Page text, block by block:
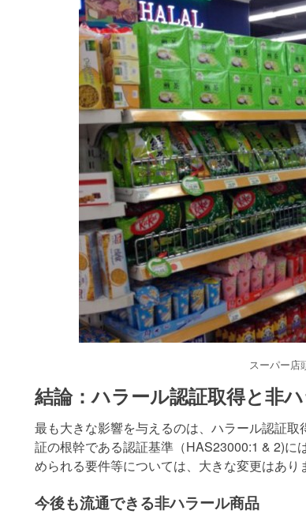
スーパー店
結論：ハラール認証取得と非
最も大きな影響を与えるのは、ハラール認証
証の根幹である認証基準（HAS23000:1 & 2)
められる要件等については、大きな変更はあり
今後も流通できる非ハラール商品